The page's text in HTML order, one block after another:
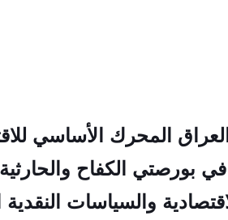
المحرك الأساسي
بورصتي الكفاح
والسياسات